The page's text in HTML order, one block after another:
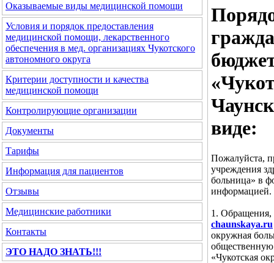
Оказываемые виды медицинской помощи
Условия и порядок предоставления
медицинской помощи, лекарственного
обеспечения в мед. организациях Чукотского
автономного округа
Критерии доступности и качества
медицинской помощи
Контролирующие организации
Документы
Тарифы
Информация для пациентов
Отзывы
Медицинские работники
Контакты
ЭТО НАДО ЗНАТЬ!!!
виде:
Пожалуйста,
учреждения
больница» в
информацией.
1. Обращения,
chaunskaya.ru
окружная
общественную
«Чукотская